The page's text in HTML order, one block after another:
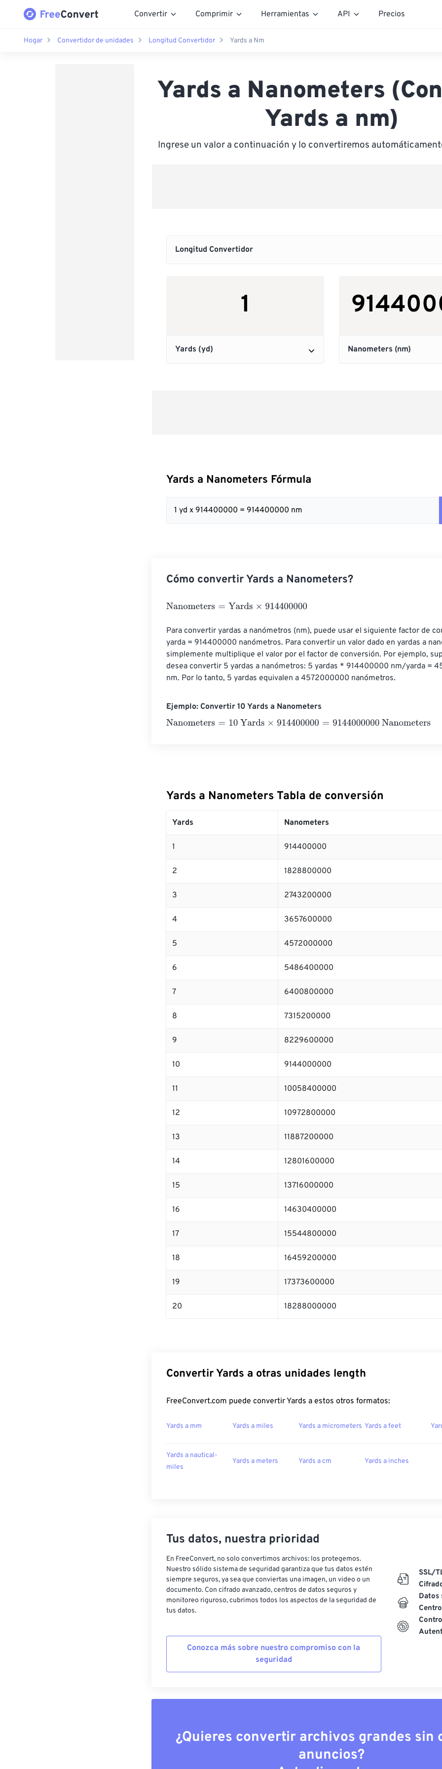
Convertir Comprimir Herramientas API Precios
Hogar Convertidor de unidades Longitud Convertidor Yards a Nm
Yards a Nanometers
Yards a nm)
Ingrese un valor a continuación y lo convertiremos
Yards a Nanometers Fórmula
1 yd x 914400000 = 914400000 nm
Cómo convertir Yards a Nanometers?
Nanometers= Yards×914400000
Para convertir yardas a nanómetros (nm), puede usar el siguiente factor de
yarda = 914400000 nanómetros. Para convertir un valor dado en yardas a
simplemente multiplique el valor por el factor de conversión. Por ejemplo,
desea convertir 5 yardas a nanómetros: 5 yardas * 914400000 nm/yarda =
nm. Por lo tanto, 5 yardas equivalen a 4572000000 nanómetros.
Ejemplo: Convertir 10 Yards a Nanometers
Nanometers= 10 Yards×914400000=9144000000 Nanometers
Yards a Nanometers Tabla de conversión
Yards Nanometers
1 914400000
2 1828800000
3 2743200000
4 3657600000
5 4572000000
6 5486400000
7 6400800000
8 7315200000
9 8229600000
10 9144000000
11 10058400000
12 10972800000
13 11887200000
14 12801600000
15 13716000000
16 14630400000
17 15544800000
18 16459200000
19 17373600000
20 18288000000
Convertir Yards a otras unidades length
FreeConvert.com puede convertir Yards a estos otros formatos:
Yards a mm Yards a miles Yards a micrometers Yards a feet
Yards a nautical-
miles
Yards a meters Yards a cm Yards a inches
Tus datos, nuestra prioridad
En FreeConvert, no solo convertimos archivos: los protegemos.
Nuestro sólido sistema de seguridad garantiza que tus datos estén
siempre seguros, ya sea que conviertas una imagen, un video o un
documento. Con cifrado avanzado, centros de datos seguros y
monitoreo riguroso, cubrimos todos los aspectos de la seguridad de
tus datos.
Conozca más sobre nuestro compromiso con la
seguridad
SSL/
Datos
¿Quieres convertir archivos grandes sin
anuncios?